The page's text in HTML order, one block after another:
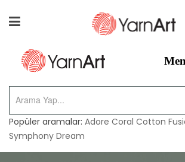
Popüler aramalar: Adore Coral Cotton
Symphony Dream